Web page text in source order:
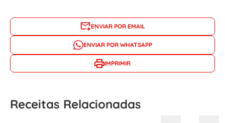
ENVIAR POR EMAIL
ENVIAR POR WHATSAPP
IMPRIMIR
Receitas Relacionadas